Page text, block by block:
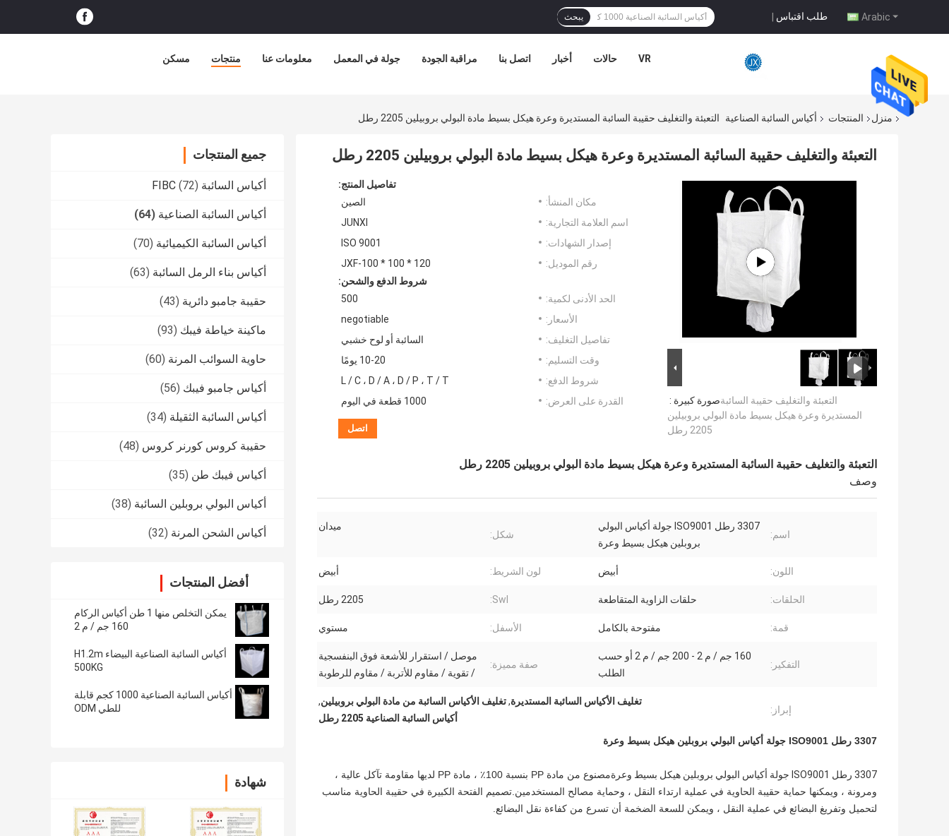
Arabic طلب اقتباس | يبحث
مسكن منتجات معلومات عنا جولة في المعمل مراقبة الجودة اتصل بنا أخبار حالات VR
منزل المنتجات أكياس السائبة الصناعية التعبئة والتغليف حقيبة السائبة المستديرة وعرة هيكل بسيط مادة البولي بروبيلين 2205 رطل
جميع المنتجات
أكياس السائبة FIBC (72)
أكياس السائبة الصناعية (64)
أكياس السائبة الكيميائية (70)
أكياس بناء الرمل السائبة (63)
حقيبة جامبو دائرية (43)
ماكينة خياطة فيبك (93)
حاوية السوائب المرنة (60)
أكياس جامبو فيبك (56)
أكياس السائبة الثقيلة (34)
حقيبة كروس كورنر كروس (48)
أكياس فيبك طن (35)
أكياس البولي بروبلين السائبة (38)
أكياس الشحن المرنة (32)
أفضل المنتجات
يمكن التخلص منها 1 طن أكياس الركام
160 جم ​​/ م 2
أكياس السائبة الصناعية البيضاء H1.2m
500KG
أكياس السائبة الصناعية 1000 كجم قابلة
للطي ODM
شهادة
التعبئة والتغليف حقيبة السائبة المستديرة وعرة هيكل بسيط مادة البولي بروبيلين 2205 رطل
صورة كبيرة :التعبئة والتغليف حقيبة السائبة
المستديرة وعرة هيكل بسيط مادة البولي بروبيلين
2205 رطل
تفاصيل المنتج:
مكان المنشأ:
الصين
اسم العلامة التجارية:
JUNXI
إصدار الشهادات:
ISO 9001
رقم الموديل:
JXF-100 * 100 * 120
شروط الدفع والشحن:
الحد الأدنى لكمية:
500
الأسعار:
negotiable
تفاصيل التغليف:
السائبة أو لوح خشبي
وقت التسليم:
10-20 يومًا
شروط الدفع:
L / C ، D / A ، D / P ، T / T
القدرة على العرض:
1000 قطعة في اليوم
اتصل
التعبئة والتغليف حقيبة السائبة المستديرة وعرة هيكل بسيط مادة البولي بروبيلين 2205 رطل
وصف
اسم:
3307 رطل ISO9001 جولة أكياس البولي
بروبلين هيكل بسيط وعرة
شكل:
ميدان
اللون: أبيض لون الشريط: أبيض
الحلقات: حلقات الزاوية المتقاطعة Swl: 2205 رطل
قمة: مفتوحة بالكامل الأسفل: مستوي
التفكير:
160 جم ​​/ م 2 - 200 جم / م 2 أو حسب
الطلب
صفة مميزة:
موصل / استقرار للأشعة فوق البنفسجية
/ تقوية / مقاوم للأتربة / مقاوم للرطوبة
إبراز:
تغليف الأكياس السائبة المستديرة,تغليف الأكياس السائبة من مادة البولي بروبيلين,
أكياس السائبة الصناعية 2205 رطل
3307 رطل ISO9001 جولة أكياس البولي بروبلين هيكل بسيط وعرة
3307 رطل ISO9001 جولة أكياس البولي بروبلين هيكل بسيط وعرة
مصنوع من مادة PP بنسبة 100٪ ، مادة PP لديها مقاومة تآكل عالية ،
ومرونة ، ويمكنها حماية حقيبة الحاوية في عملية ارتداء النقل ، وحماية مصالح المستخدمين.تصميم الفتحة الكبيرة في حقيبة الحاوية مناسب
لتحميل وتفريغ البضائع في عملية النقل ، ويمكن للسعة الضخمة أن تسرع من كفاءة نقل البضائع.